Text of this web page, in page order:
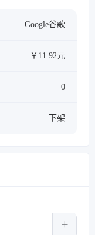
Google谷歌
￥11.92元
0
下架